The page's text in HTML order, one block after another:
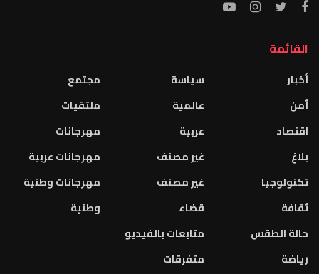
القائمة
أخبار
أمن
اقتصاد
بلاغ
تكنولوجيا
ثقافة
حالة الطقس
رياضة
سياسة
عالمية
عربية
غير مصنف
غير مصنف
قضاء
متابعات بالفيديو
متفرقات
مجتمع
ملتقيات
مهرجانات
مهرجانات عربية
مهرجانات وطنية
وطنية